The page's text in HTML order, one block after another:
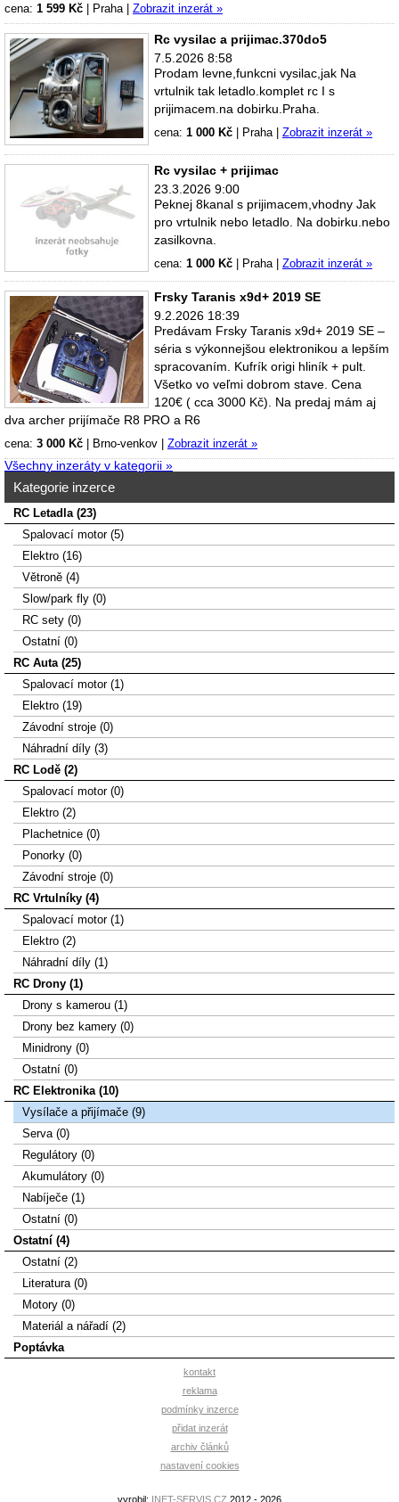
cena: 1 599 Kč Praha Zobrazit inzerát »
Rc vysilac a prijimac.370do5
7.5.2026 8:58
Prodam levne,funkcni vysilac,jak Na
vrtulnik tak letadlo.komplet rc I s
prijimacem.na dobirku.Praha.
cena: 1 000 Kč Praha Zobrazit inzerát »
Rc vysilac + prijimac
23.3.2026 9:00
Peknej 8kanal s prijimacem,vhodny Jak
pro vrtulnik nebo letadlo. Na dobirku.nebo
zasilkovna.
cena: 1 000 Kč Praha| Zobrazit inzerát »
Frsky Taranis x9d+ 2019 SE
9.2.2026 18:39
Predávam Frsky Taranis x9d+ 2019 SE –
séria s výkonnejšou elektronikou a lepším
spracovaním. Kufrík origi hliník + pult.
Všetko vo veľmi dobrom stave. Cena
120€ ( cca 3000 Kč). Na predaj mám aj
dva archer prijímače R8 PRO a R6
cena: 3 000 Kč Brno-venkov Zobrazit inzerát »
Všechny inzeráty v kategorii »
Kategorie inzerce
RC Letadla (23)
Spalovací­ motor (5)
Elektro (16)
Větroně (4)
Slow/park fly (0)
RC sety (0)
Ostatní (0)
RC Auta (25)
Spalovací motor (1)
Elektro (19)
Závodní stroje (0)
Náhradní díly (3)
RC Lodě (2)
Spalovací motor (0)
Elektro (2)
Plachetnice (0)
Ponorky (0)
Závodní stroje (0)
RC Vrtulníky (4)
Spalovací motor (1)
Elektro (2)
Náhradní díly (1)
RC Drony (1)
Drony s kamerou (1)
Drony bez kamery (0)
Minidrony (0)
Ostatní (0)
RC Elektronika (10)
Vysílače a přijímače (9)
Serva (0)
Regulátory (0)
Akumulátory (0)
Nabíječe (1)
Ostatní (0)
Ostatní (4)
Ostatní (2)
Literatura (0)
Motory (0)
Materiál a nářadí (2)
Poptávka
kontakt
reklama
podmínky inzerce
přidat inzerát
archiv článků
nastavení cookies
vyrobil: INET-SERVIS.CZ 2012 - 2026